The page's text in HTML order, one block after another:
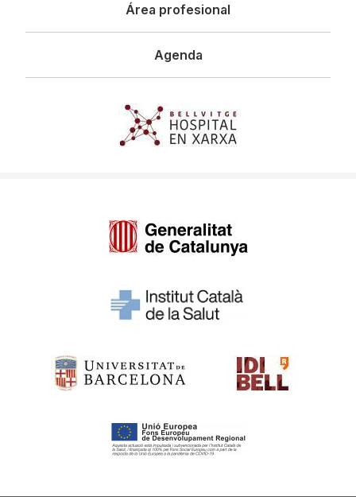
Área profesional
Agenda